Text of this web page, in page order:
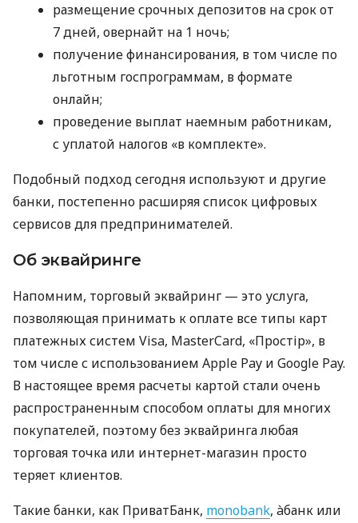
размещение срочных депозитов на срок от
7 дней, овернайт на 1 ночь;
получение финансирования, в том числе по
льготным госпрограммам, в формате
онлайн;
проведение выплат наемным работникам,
с уплатой налогов «в комплекте».
Подобный подход сегодня используют и другие
банки, постепенно расширяя список цифровых
сервисов для предпринимателей.
Об эквайринге
Напомним, торговый эквайринг — это услуга,
позволяющая принимать к оплате все типы карт
платежных систем Visa, MasterCard, «Простір», в
том числе с использованием Apple Pay и Google Pay.
В настоящее время расчеты картой стали очень
распространенным способом оплаты для многих
покупателей, поэтому без эквайринга любая
торговая точка или интернет-магазин просто
теряет клиентов.
Такие банки, как ПриватБанк, monobank, àбанк или